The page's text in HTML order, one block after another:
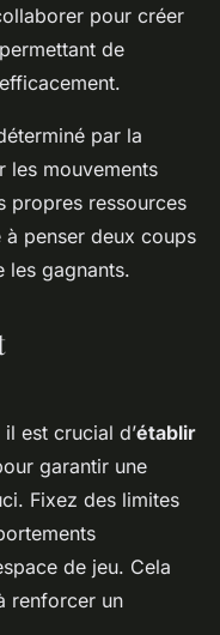
pour créer
permettant de
par la
les mouvements
propres ressources
à penser deux coups
les gagnants.
il est crucial d’établir
garantir une
Fixez des limites
de jeu. Cela
renforcer un